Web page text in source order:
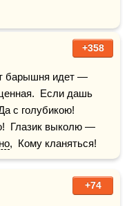
+358
барышня идет —
Если дашь
Да с голубикою!
Глазик выколю —
,  Кому кланяться!
+74